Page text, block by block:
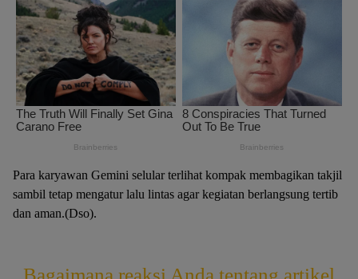
Para karyawan Gemini selular terlihat kompak membagikan takjil
sambil tetap mengatur lalu lintas agar kegiatan berlangsung tertib
dan aman.(Dso).